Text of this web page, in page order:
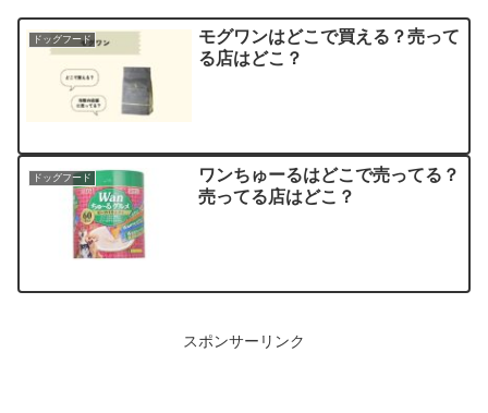
ドッグフード
モグワンはどこで買える？売って
る店はどこ？
ドッグフード
ワンちゅーるはどこで売ってる？
売ってる店はどこ？
スポンサーリンク